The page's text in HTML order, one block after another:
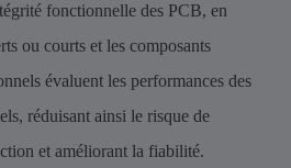
fonctionnelle des PCB, en
ou courts et les composants
évaluent les performances des
réduisant ainsi le risque de
et améliorant la fiabilité.